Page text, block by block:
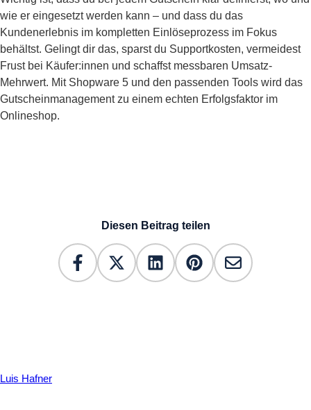
wie er eingesetzt werden kann – und dass du das
Kundenerlebnis im kompletten Einlöseprozess im Fokus
behältst. Gelingt dir das, sparst du Supportkosten, vermeidest
Frust bei Käufer:innen und schaffst messbaren Umsatz-
Mehrwert. Mit Shopware 5 und den passenden Tools wird das
Gutscheinmanagement zu einem echten Erfolgsfaktor im
Onlineshop.
Diesen Beitrag teilen
Luis Hafner